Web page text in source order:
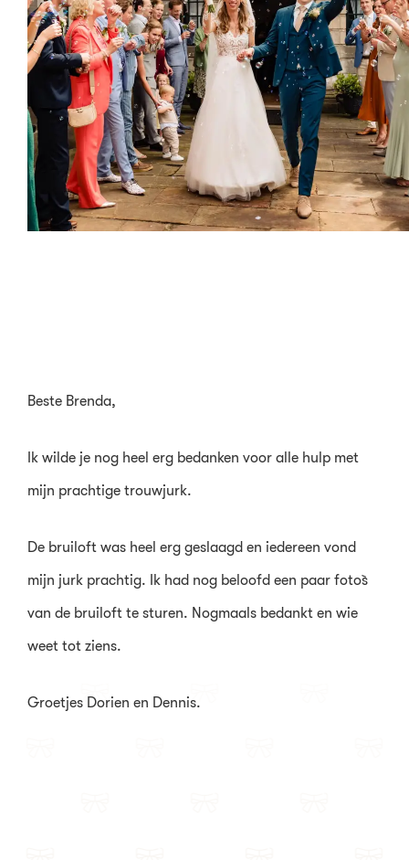
Beste Brenda,
Ik wilde je nog heel erg bedanken voor alle hulp met
mijn prachtige trouwjurk.
De bruiloft was heel erg geslaagd en iedereen vond
mijn jurk prachtig. Ik had nog beloofd een paar foto`s
van de bruiloft te sturen. Nogmaals bedankt en wie
weet tot ziens.
Groetjes Dorien en Dennis.